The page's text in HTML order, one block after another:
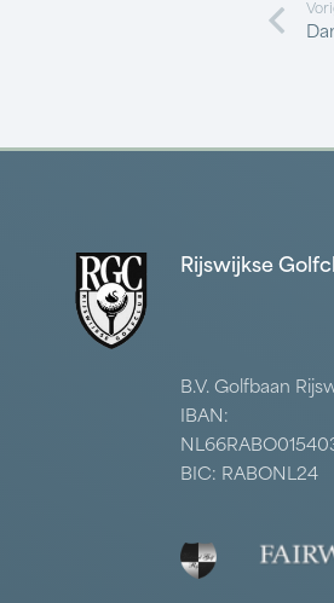
Rijswijkse
B.V. Golfbaan
IBAN:
BIC: RABONL24